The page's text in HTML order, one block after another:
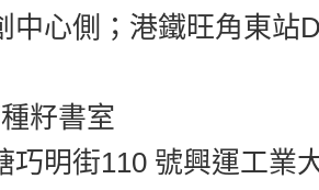
中心側；港鐵旺角東站
籽書室
巧明街110 號興運工業